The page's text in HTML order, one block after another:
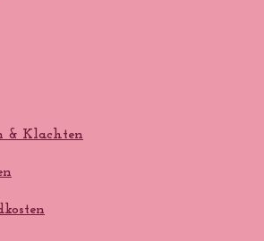
& Klachten